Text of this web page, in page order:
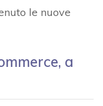
le nuove
a